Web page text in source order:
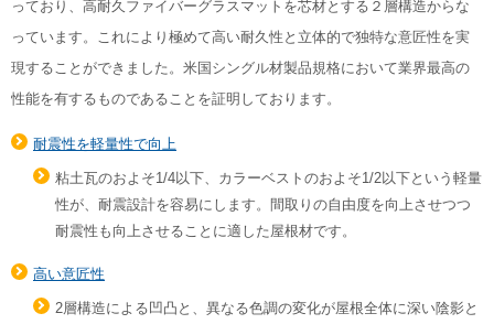
っており、高耐久ファイバーグラスマットを芯材とする２層構造からな
っています。これにより極めて高い耐久性と立体的で独特な意匠性を実
現することができました。米国シングル材製品規格において業界最高の
性能を有するものであることを証明しております。
耐震性を軽量性で向上
粘土瓦のおよそ1/4以下、カラーベストのおよそ1/2以下という軽量
性が、耐震設計を容易にします。間取りの自由度を向上させつつ
耐震性も向上させることに適した屋根材です。
高い意匠性
2層構造による凹凸と、異なる色調の変化が屋根全体に深い陰影と